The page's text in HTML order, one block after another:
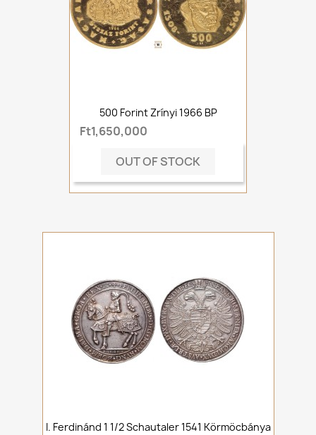
500 Forint Zrínyi 1966 BP
Ft1,650,000
OUT OF STOCK
I. Ferdinánd 1 1/2 Schautaler 1541 Körmöcbánya